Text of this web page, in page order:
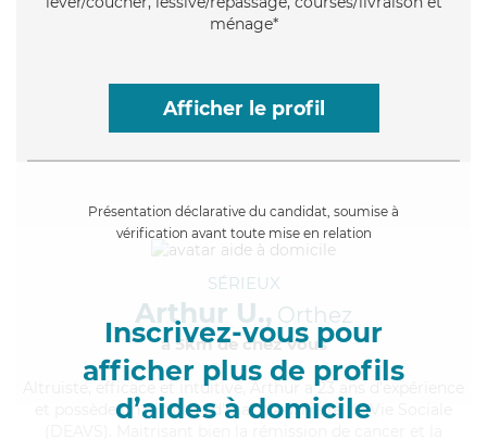
ménage*
Afficher le profil
Présentation déclarative du candidat, soumise à
vérification avant toute mise en relation
Inscrivez-vous pour
afficher plus de profils
d’aides à domicile
SÉRIEUX
Arthur U., Orthez
à 5km de chez Vous
, efficace et intuitive, Arthur a 23 ans d'expérience
et possède un diplôme d'État d'Auxiliaire de Vie Sociale